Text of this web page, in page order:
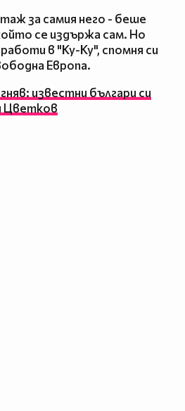
за самия него - беше
се издържа сам. Но
в "Ку-Ку", спомня си
Европа.
известни българи си
Цветков